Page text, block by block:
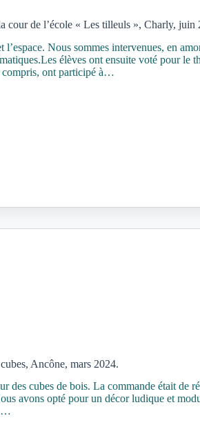
cour de l’école « Les tilleuls », Charly, juin
l’espace. Nous sommes intervenues, en
élèves ont ensuite voté pour le
ont participé à…
Ancône, mars 2024.
des cubes de bois. La commande était de
avons opté pour un décor ludique et